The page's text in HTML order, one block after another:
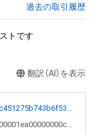
過去の取引履歴
トです
翻訳（AI）を表示
0xb30fc2d754c88c451275b743b6f530f19f643683
0x000000000001000001ea00000000c00c